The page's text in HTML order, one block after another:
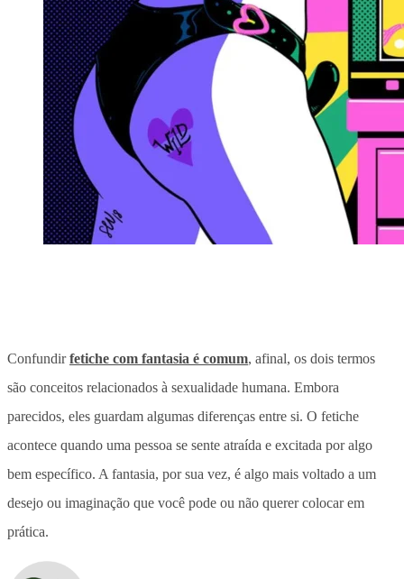
Confundirfetiche com fantasia é comum, afinal, os dois termos
são conceitos relacionados à sexualidade humana. Embora
parecidos, eles guardam algumas diferenças entre si. O fetiche
acontece quando uma pessoa se sente atraída e excitada por algo
bem específico. A fantasia, por sua vez, é algo mais voltado a um
desejo ou imaginação que você pode ou não querer colocar em
prática.